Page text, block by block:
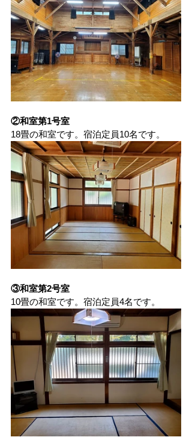
②和室第1号室
18畳の和室です。宿泊定員10名です。
③和室第2号室
10畳の和室です。宿泊定員4名です。